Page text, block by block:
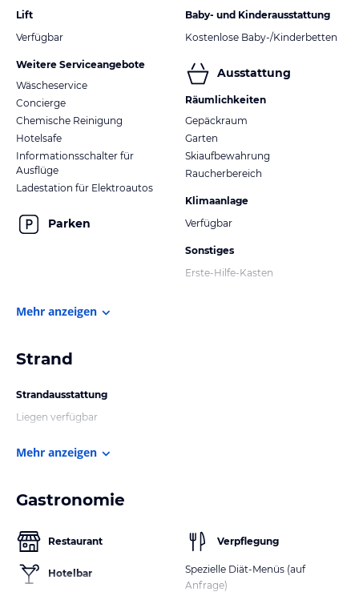
Lift
Verfügbar
Weitere Serviceangebote
Wäscheservice
Concierge
Chemische Reinigung
Hotelsafe
Informationsschalter für
Ausflüge
Ladestation für Elektroautos
Parken
Baby- und Kinderausstattung
Kostenlose Baby-/Kinderbetten
Ausstattung
Räumlichkeiten
Gepäckraum
Garten
Skiaufbewahrung
Raucherbereich
Klimaanlage
Verfügbar
Sonstiges
Erste-Hilfe-Kasten
Mehr anzeigen
Strand
Strandausstattung
Liegen verfügbar
Mehr anzeigen
Gastronomie
Restaurant
Hotelbar
Verpflegung
Spezielle Diät-Menüs (auf
Anfrage)